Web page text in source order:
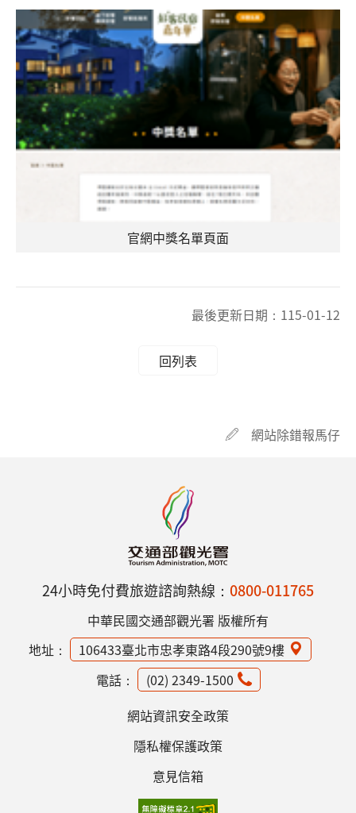
官網中獎名單頁面
最後更新日期： 115-01-12
回列表
網站除錯報馬仔
24小時免付費旅遊諮詢熱線： 0800-011765
中華民國交通部觀光署 版權所有
地址：
106433臺北市忠孝東路4段290號9樓
電話：
(02) 2349-1500
網站資訊安全政策
隱私權保護政策
意見信箱